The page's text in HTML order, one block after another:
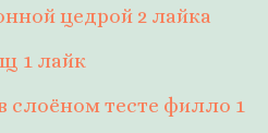
цедрой 2 лайка
1 лайк
слоёном тесте филло 1